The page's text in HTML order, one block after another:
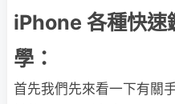
iPhone 各種快速
學：
首先我們先來看一下有關